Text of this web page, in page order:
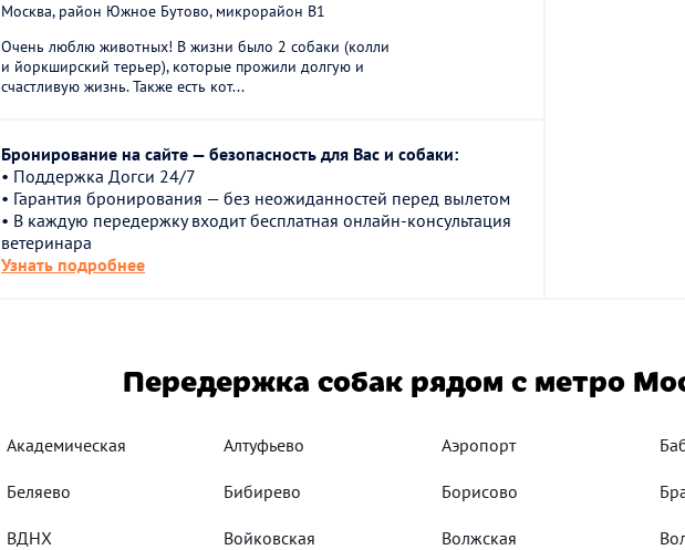
Москва, район Южное Бутово, микрорайон В1
Очень люблю животных! В жизни было 2 собаки (колли
и йоркширский терьер), которые прожили долгую и
счастливую жизнь. Также есть кот...
Бронирование на сайте — безопасность для Вас и собаки:
• Поддержка Догси 24/7
• Гарантия бронирования — без неожиданностей перед вылетом
• В каждую передержку входит бесплатная онлайн-консультация
ветеринара
Узнать подробнее
Передержка собак рядом с метро
Академическая Алтуфьево Аэропорт
Беляево Бибирево Борисово
ВДНХ Войковская Волжская